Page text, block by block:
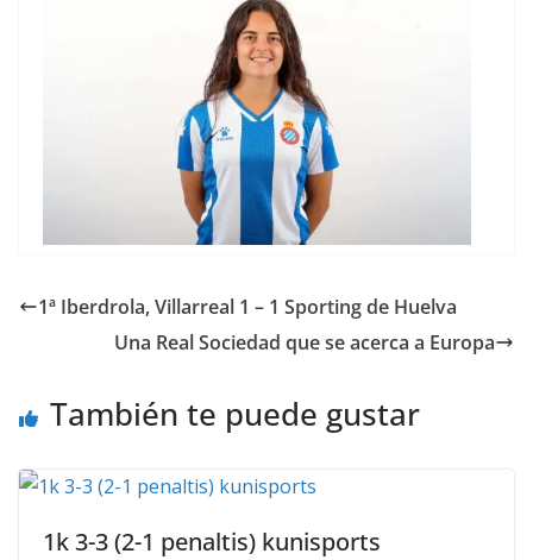
1ª Iberdrola, Villarreal 1 – 1 Sporting de Huelva
Una Real Sociedad que se acerca a Europa
También te puede gustar
1k 3-3 (2-1 penaltis) kunisports